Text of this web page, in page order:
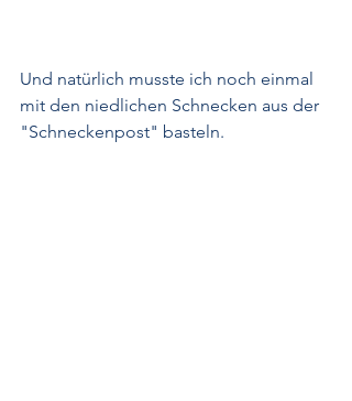
Und natürlich musste ich noch einmal
mit den niedlichen Schnecken aus der
"Schneckenpost" basteln.